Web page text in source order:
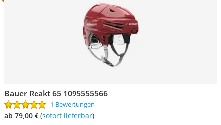
Bauer Reakt 65 1095555566
1 Bewertungen
ab 79,00 € ( Sofort lieferbar)